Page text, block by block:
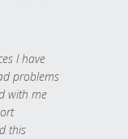
I have
problems
with me
this